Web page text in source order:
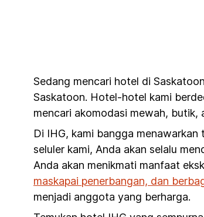
Sedang mencari hotel di
Saskatoon. Hotel-hotel kami
mencari akomodasi mewah, butik,
Di IHG, kami bangga
seluler kami, Anda akan selalu
Anda akan menikmati manfaat
maskapai penerbangan, dan
menjadi anggota yang berharga.